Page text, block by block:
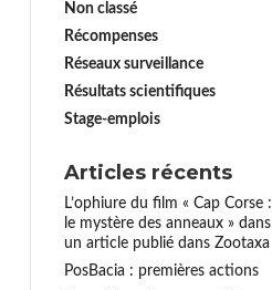
Non classé
Récompenses
Réseaux surveillance
Résultats scientifiques
Stage-emplois
Articles récents
L’ophiure du film « Cap Corse :
le mystère des anneaux » dans
un article publié dans Zootaxa
PosBacia : premières actions